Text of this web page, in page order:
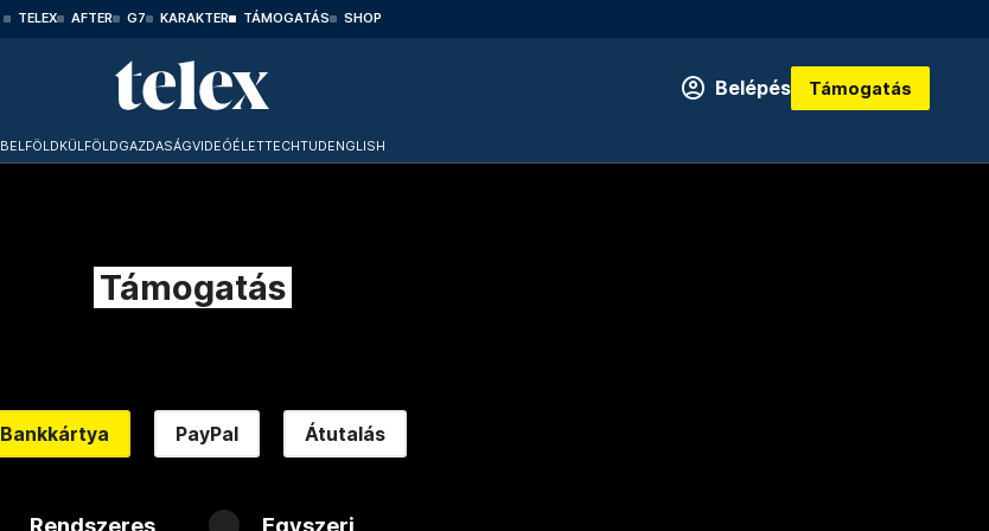
TELEX AFTER G7 KARAKTER TÁMOGATÁS SHOP
Belépés Támogatás
BELFÖLDKÜLFÖLDGAZDASÁGVIDEÓÉLETTECHTUDENGLISH
Támogatás
Bankkártya PayPal Átutalás
Rendszeres Egyszeri